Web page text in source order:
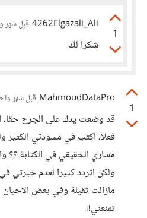
1
4262Elgazali_Ali قبل شهر
شكرا لك
1
MahmoudDataPro قبل شهر
قد وضعت يدك على الجرح حقا،
فعلا، اكتب في مسودتي الكثير
مساري الحقيقي في الكتابة ؟؟
ولكن اتردد كثيرا لعدم خبرتي
مازالت ثقيلة وفي بعض
تمنعني!!